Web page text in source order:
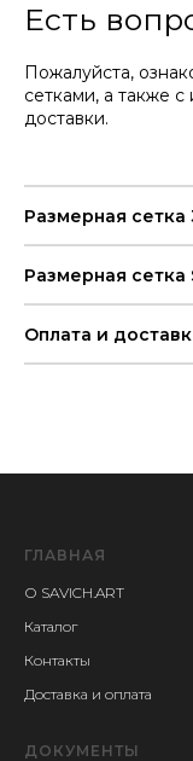
Есть
Пожалуйста,
сетками, а также
доставки.
Размерная сетка
Размерная сетка
Оплата и
ГЛАВНАЯ
О SAVICH.ART
Каталог
Контакты
Доставка и оплата
ДОКУМЕНТЫ